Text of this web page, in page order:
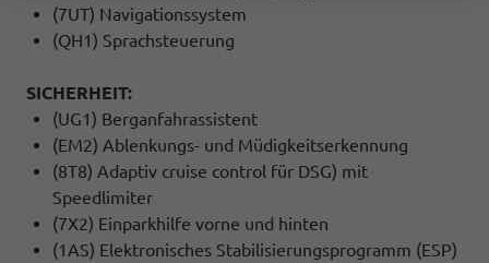
(7UT) Navigationssystem
(QH1) Sprachsteuerung
SICHERHEIT:
(UG1) Berganfahrassistent
(EM2) Ablenkungs- und Müdigkeitserkennung
(8T8) Adaptiv cruise control für DSG) mit
Speedlimiter
(7X2) Einparkhilfe vorne und hinten
(1AS) Elektronisches Stabilisierungsprogramm (ESP)